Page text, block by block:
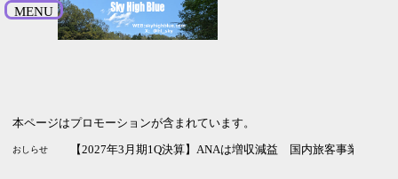
MENU
本ページはプロモーションが含まれています。
おしらせ 【2026年9月期3Q決算】サイバーエージェントは増収増益
【2027年3月期1Q決算】NECは増収増益 純利益は2.5倍 通
【2027年3月期1Q決算】ANAは増収減益 国内旅客事業の改